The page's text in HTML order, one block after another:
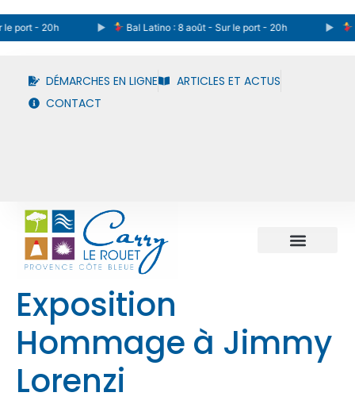
port - 20h Bal Latino : 8 août - Sur le port - 20h
DÉMARCHES EN LIGNE
ARTICLES ET ACTUS
CONTACT
Exposition
Hommage à Jimmy
Lorenzi